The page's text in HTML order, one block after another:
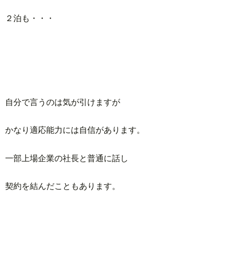
２泊も・・・
自分で言うのは気が引けますが
かなり適応能力には自信があります。
一部上場企業の社長と普通に話し
契約を結んだこともあります。